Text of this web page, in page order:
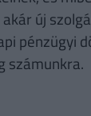
új
pénzügyi
számunkra.